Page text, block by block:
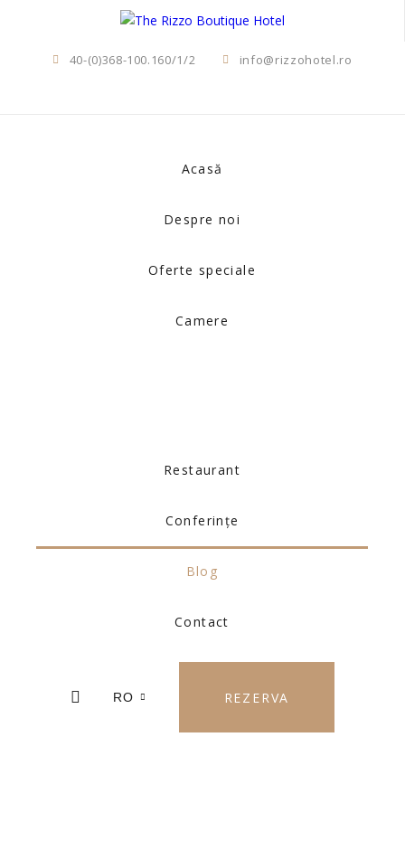
40-(0)368-100.160/1/2 info@rizzohotel.ro
Acasă
Despre noi
Oferte speciale
Camere
Restaurant
Conferințe
Blog
Contact
RO REZERVA